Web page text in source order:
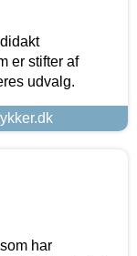
er stifter af
udvalg.
har